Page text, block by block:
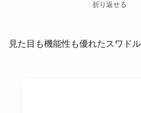
折り返せる
見た目も機能性も優れたスワド